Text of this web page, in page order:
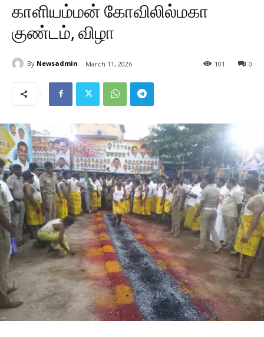
காளியம்மன் கோவிலில்மகா
குண்டம், விழா
By Newsadmin March 11, 2026 0
101